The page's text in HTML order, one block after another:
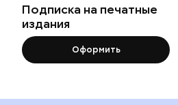
Подписка на печатные
издания
Оформить